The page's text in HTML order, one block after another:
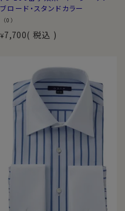
ブロード・スタンドカラー
（0）
¥7,700 税込